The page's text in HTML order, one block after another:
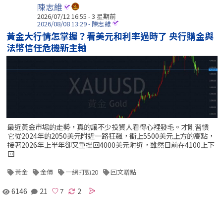
陳志維
2026/07/12 16:55 - 3 星期前
2026/08/08 13:29 - 陳志維
黃金大行情怎掌握？看美元和利率過時了 央行購金與
法幣信任危機新主軸
最近黃金市場的走勢，真的讓不少投資人看得心裡發毛。才剛習慣
它從2024年的2050美元附近一路狂飆，衝上5500美元上方的高點，
接著2026年上半年卻又重挫回4000美元附近，雖然目前在4100上下
回
黃金 金價 一網打勁20 回文贈點
6146 21 2